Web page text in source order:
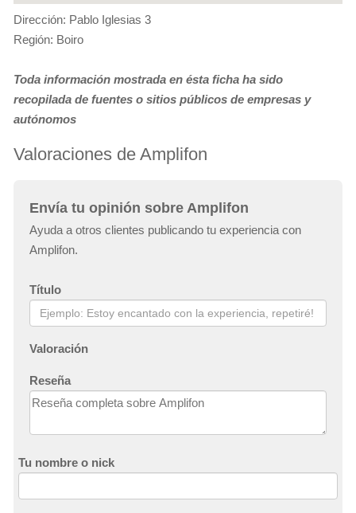
Dirección: Pablo Iglesias 3
Región: Boiro
Toda información mostrada en ésta ficha ha sido
recopilada de fuentes o sitios públicos de empresas y
autónomos
Valoraciones de Amplifon
Envía tu opinión sobre Amplifon
Ayuda a otros clientes publicando tu experiencia con
Amplifon.
Título
Valoración
Reseña
Tu nombre o nick